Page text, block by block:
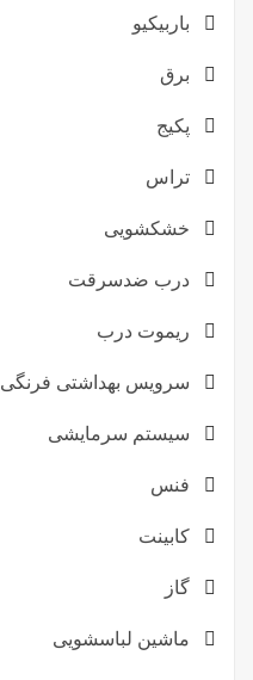
باربیکیو
برق
پکیج
تراس
خشکشویی
درب ضدسرقت
ریموت درب
سرویس بهداشتی فرنگی
سیستم سرمایشی
فنس
کابینت
گاز
ماشین لباسشویی